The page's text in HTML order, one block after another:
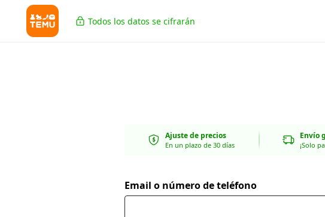
Todos los datos se cifrarán
Ajuste de precios
En un plazo de 30 días
Envío
¡Solo
Email o número de teléfono